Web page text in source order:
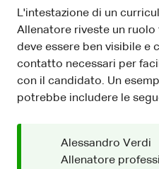
L'intestazione di un
Allenatore riveste un
deve essere ben visibile e
contatto necessari per
con il candidato. Un
potrebbe includere le
Alessandro Verdi
Allenatore